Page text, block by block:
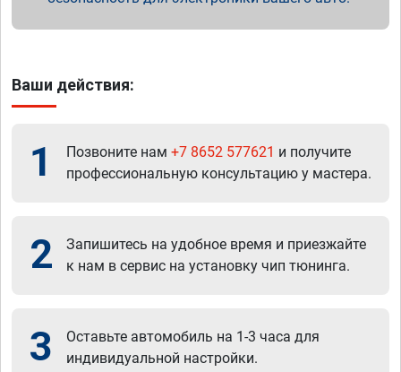
Ваши действия:
1 Позвоните нам +7 8652 577621 и получите
профессиональную консультацию у мастера.
2
Запишитесь на удобное время и приезжайте
к нам в сервис на установку чип тюнинга.
3
Оставьте автомобиль на 1-3 часа для
индивидуальной настройки.